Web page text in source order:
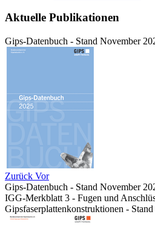
Aktuelle Publikationen
Gips-Datenbuch - Stand November
Zurück Vor
Gips-Datenbuch - Stand November
IGG-Merkblatt 3 - Fugen und
Gipsfaserplattenkonstruktionen -